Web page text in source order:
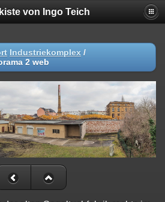
von Ingo Teich
Industriekomplex /
2 web